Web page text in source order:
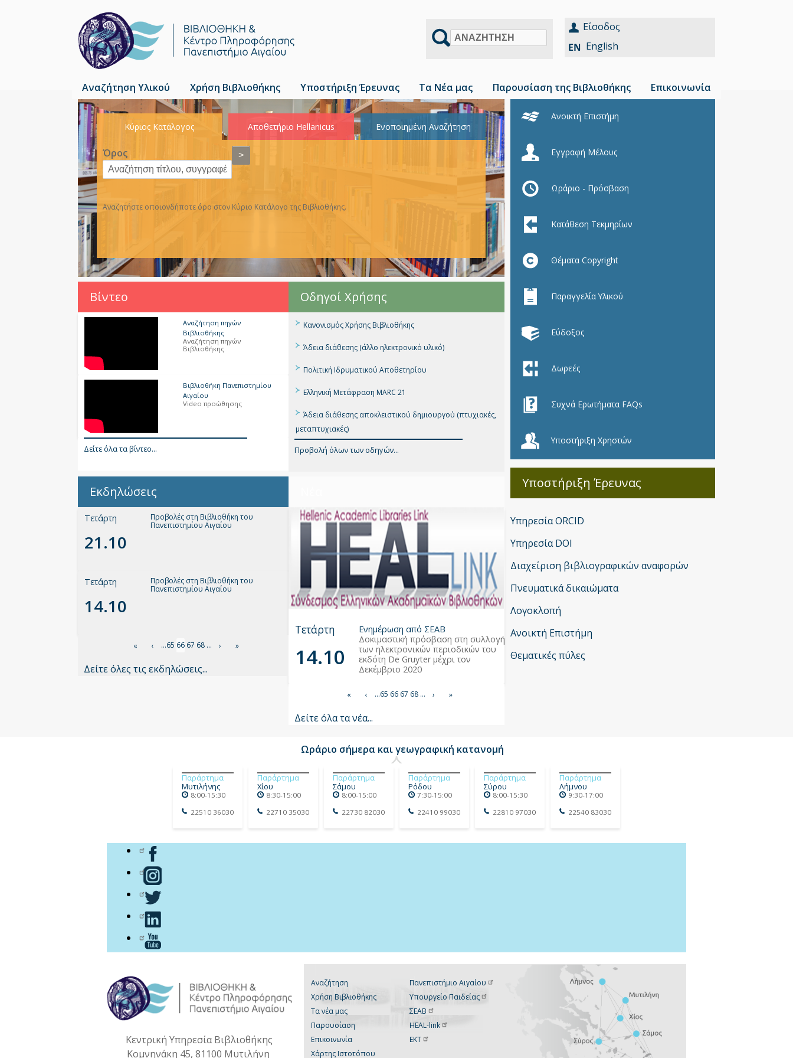
Αναζήτηση
Είσοδος
English
Αναζήτηση Υλικού Χρήση Βιβλιοθήκης Υποστήριξη Έρευνας Τα Νέα μας Παρουσίαση της Βιβλιοθήκης Επικοινωνία
Κύριος Κατάλογος Αποθετήριο Hellanicus Ενοποιημένη Αναζήτηση
Όρος >
Αναζητήστε οποιονδήποτε όρο στον Κύριο Κατάλογο της Βιβλιοθήκης.
Βίντεο
Αναζήτηση πηγών
Βιβλιοθήκης
Αναζήτηση πηγών
Βιβλιοθήκης
Βιβλιοθήκη Πανεπιστημίου
Αιγαίου
Video προώθησης
Δείτε όλα τα βίντεο...
Οδηγοί Χρήσης
Κανονισμός Χρήσης Βιβλιοθήκης
Άδεια διάθεσης (άλλο ηλεκτρονικό υλικό)
Πολιτική Ιδρυματικού Αποθετηρίου
Ελληνική Μετάφραση MARC 21
Άδεια διάθεσης αποκλειστικού δημιουργού (πτυχιακές,
μεταπτυχιακές)
Προβολή όλων των οδηγών...
Εκδηλώσεις
Τετάρτη
21.10
Προβολές στη Βιβλιοθήκη του
Πανεπιστημίου Αιγαίου
Τετάρτη
14.10
Προβολές στη Βιβλιοθήκη του
Πανεπιστημίου Αιγαίου
Σελιδοποίηση
First
«
Προηγούμενη
‹ Σελίδα
…65 Τρέχουσα
66 Σελίδα
67 Σελίδα
68 …
Next
›
Last
»
Δείτε όλες τις εκδηλώσεις...
Τετάρτη
14.10
Ενημέρωση από ΣΕΑΒ
Δοκιμαστική πρόσβαση στη συλλογή
των ηλεκτρονικών περιοδικών του
εκδότη De Gruyter μέχρι τον
Δεκέμβριο 2020
Σελιδοποίηση
First
«
Προηγούμενη
‹ Σελίδα
…65 Τρέχουσα
66 Σελίδα
67 Σελίδα
68 …
Next
›
Last
»
Δείτε όλα τα νέα...
Ανοικτή Επιστήμη
Εγγραφή Μέλους
Ωράριο - Πρόσβαση
Κατάθεση Τεκμηρίων
Θέματα Copyright
Παραγγελία Υλικού
Εύδοξος
Δωρεές
Συχνά Ερωτήματα FAQs
Υποστήριξη Χρηστών
Υποστήριξη Έρευνας
Υποστήριξη
Έρευνας
Υπηρεσία ORCID
Υπηρεσία DOI
Διαχείριση βιβλιογραφικών αναφορών
Πνευματικά δικαιώματα
Λογοκλοπή
Ανοικτή Επιστήμη
Θεματικές πύλες
Ωράριο σήμερα και γεωγραφική κατανομή
Παράρτημα
Μυτιλήνης
8:00-15:30
22510 36030
Παράρτημα
Χίου
8:30-15:00
22710 35030
Παράρτημα
Σάμου
8:00-15:00
22730 82030
Παράρτημα
Ρόδου
7:30-15:00
22410 99030
Παράρτημα
Σύρου
8:00-15:30
22810 97030
Παράρτημα
Λήμνου
9:30-17:00
22540 83030
Κεντρική Υπηρεσία Βιβλιοθήκης
Κομνηνάκη 45, 81100 Μυτιλήνη
Αναζήτηση
Χρήση Βιβλιοθήκης
Τα νέα μας
Παρουσίαση
Επικοινωνία
Χάρτης Ιστοτόπου
Πανεπιστήμιο Αιγαίου
Υπουργείο Παιδείας
ΣΕΑΒ
HEAL-link
ΕΚΤ